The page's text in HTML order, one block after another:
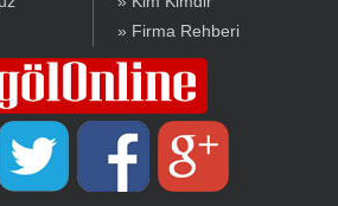
» Firma Rehberi